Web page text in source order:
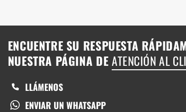
ENCUENTRE SU RESPUESTA
NUESTRA PÁGINA DE ATENCIÓN AL
LLÁMENOS
ENVIAR UN WHATSAPP